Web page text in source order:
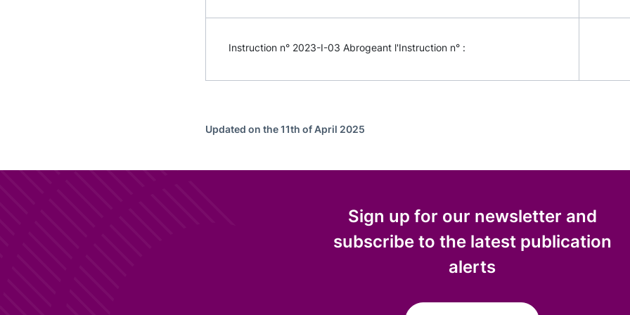
Instruction n° 2023-I-03 Abrogeant l'Instruction n° :
Updated on the 11th of April 2025
Sign up for our newsletter and
subscribe to the latest publication
alerts